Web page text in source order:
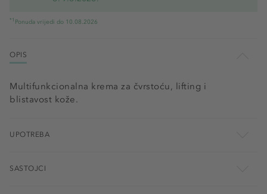
*1 Ponuda vrijedi do 10.08.2026
OPIS
Multifunkcionalna krema za čvrstoću, lifting i
blistavost kože.
UPOTREBA
SASTOJCI